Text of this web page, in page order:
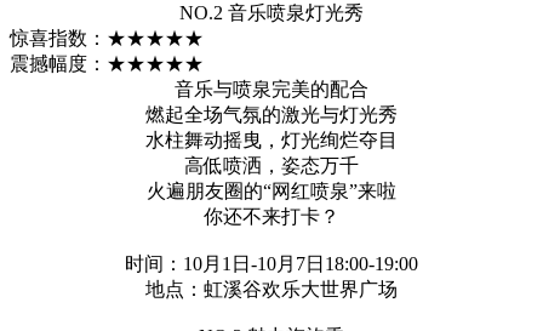
NO.2 音乐喷泉灯光秀
惊喜指数：★★★★★
震撼幅度：★★★★★
音乐与喷泉完美的配合
燃起全场气氛的激光与灯光秀
水柱舞动摇曳，灯光绚烂夺目
高低喷洒，姿态万千
火遍朋友圈的“网红喷泉”来啦
你还不来打卡？
时间：10月1日-10月7日18:00-19:00
地点：虹溪谷欢乐大世界广场